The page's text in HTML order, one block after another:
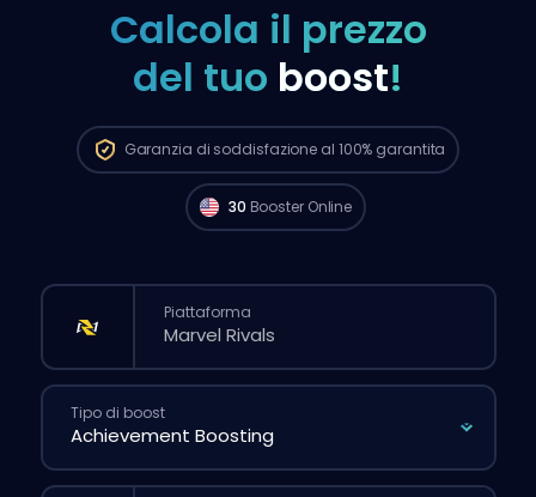
Calcola il prezzo
del tuo boost!
Garanzia di soddisfazione al 100% garantita
30 Booster Online
Piattaforma
Tipo di boost